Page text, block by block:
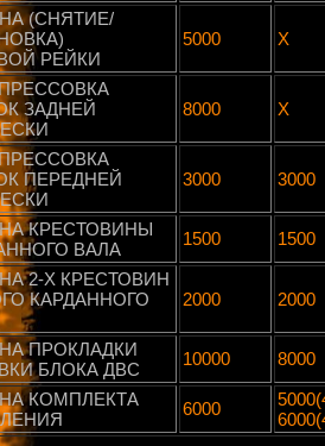
(СНЯТИЕ/
РЕЙКИ
5000 Х
ЗАДНЕЙ
8000 Х
ПЕРЕДНЕЙ
3000 3000
КРЕСТОВИНЫ
ВАЛА
1500
1500
2-Х КРЕСТОВИН
КАРДАННОГО
2000 2000
ПРОКЛАДКИ
БЛОКА ДВС
10000
8000
КОМПЛЕКТА
6000